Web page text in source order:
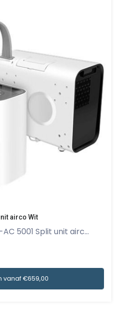
airco Wit
AC 5001 Split unit airc...
vanaf €659,00